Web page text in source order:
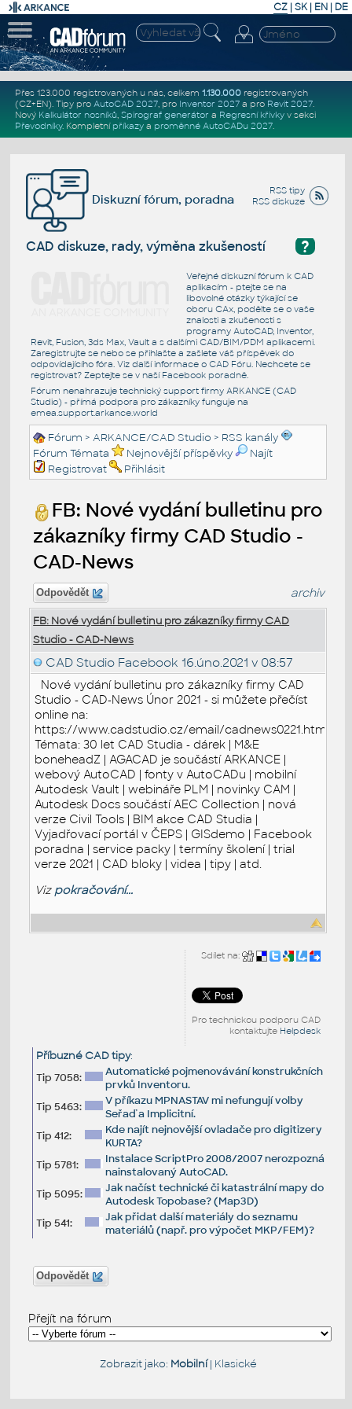
CZ | SK| EN | DE
Přes 123.000 registrovaných u nás, celkem 1.130.000registrovaných
(CZ+EN). Tipy pro AutoCAD 2027, pro Inventor 2027a pro Revit 2027.
Nový Kalkulátor nosníků, Spirograf generátor a Regresní křivkyv sekci
Převodníky. Kompletní příkazya proměnné AutoCADu 2027.
RSS tipy
RSS diskuze
Diskuzní fórum, poradna
?
CAD diskuze, rady, výměna zkušeností
Veřejné diskuzní fórum k CAD
aplikacím - ptejte se na
libovolné otázky týkající se
oboru CAx, podělte se o vaše
znalosti a zkušenosti s
programy AutoCAD, Inventor,
Revit, Fusion, 3ds Max, Vault a s dalšími CAD/BIM/PDM aplikacemi.
Zaregistrujte se nebo se přihlašte a zašlete váš příspěvek do
odpovídajícího fóra. Viz další informace o CAD Fóru. Nechcete se
registrovat? Zeptejte se v naší Facebook poradně.
Fórum nenahrazuje technický support firmy ARKANCE (CAD
Studio) - přímá podpora pro zákazníky funguje na
emea.support.arkance.world
Fórum >ARKANCE/CAD Studio > RSS kanály
Fórum Témata
Nejnovější příspěvky
Najít
Registrovat
Přihlásit
FB: Nové vydání bulletinu pro
zákazníky firmy CAD Studio -
CAD-News
Odpovědět archiv
FB: Nové vydání bulletinu pro zákazníky firmy CAD
Studio - CAD-News
CAD Studio Facebook 16.úno.2021 v 08:57
Nové vydání bulletinu pro zákazníky firmy CAD
Studio - CAD-News Únor 2021 - si můžete přečíst
online na:
https://www.cadstudio.cz/email/cadnews0221.htm
Témata: 30 let CAD Studia - dárek | M&E
boneheadZ | AGACAD je součástí ARKANCE |
webový AutoCAD | fonty v AutoCADu | mobilní
Autodesk Vault | webináře PLM | novinky CAM |
Autodesk Docs součástí AEC Collection | nová
verze Civil Tools | BIM akce CAD Studia |
Vyjadřovací portál v ČEPS | GISdemo | Facebook
poradna | service packy | termíny školení | trial
verze 2021 | CAD bloky | videa | tipy | atd.
Viz pokračování...
Sdílet na:
Pro technickou podporu CAD
kontaktujte Helpdesk
Příbuzné CAD tipy:
Tip 7058:
Automatické pojmenovávání konstrukčních
prvků Inventoru.
Tip 5463:
V příkazu MPNASTAV mi nefungují volby
Seřaď a Implicitní.
Tip 412:
Kde najít nejnovější ovladače pro digitizery
KURTA?
Tip 5781:
Instalace ScriptPro 2008/2007 nerozpozná
nainstalovaný AutoCAD.
Tip 5095:
Jak načíst technické či katastrální mapy do
Autodesk Topobase? (Map3D)
Tip 541:
Jak přidat další materiály do seznamu
materiálů (např. pro výpočet MKP/FEM)?
Odpovědět
Přejít na fórum
Zobrazit jako: Mobilní| Klasické